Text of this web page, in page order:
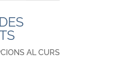
AL CURS